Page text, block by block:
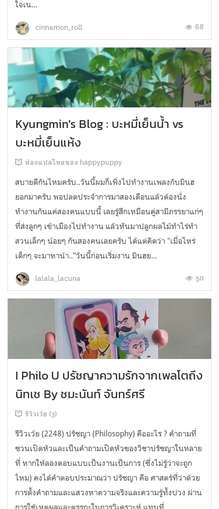
ใจเน...
cinnamon_roll 68
Kyungmin's Blog : บะหมี่เย็นน้ำ vs
บะหมี่เย็นแห้ง
ห้องแปลไทยของ happypuppy
สบายดีกันไหมครับ..วันนี้ผมก็เพิ่งไปทำงานเพลงกับมินฮ
ยอกมาครับ พอปลดประจำการมาสองเดือนแล้วต้องนั่ง
ทำงานกันแค่สองคนแบบนี้ เลยรู้สึกเหมือนคู่สามีภรรยาแก่ๆ
ที่ส่งลูกๆ เข้าเมืองไปทำงาน แล้วหันมาปลูกผลไม้ทำไร่ทำ
สวนเล็กๆ น้อยๆ กันสองคนเลยครับ ได้แต่คิดว่า "เมื่อไหร่
เด็กๆ จะมาหาน้า.."วันนี้ก่อนเริ่มงาน มินฮย...
lalala_lacuna 50
I Philo U ปรัชญาความรักจากเพลโตถึง
นิทเช By ชมะนันท์ จันทร์ศรี
รีวิวเว้ย (3)
รีวิวเว้ย (2248) ปรัชญา (Philosophy) คืออะไร ? คำถามที่
ชวนเปิดหัวและเป็นคำถามเปิดหัวของวิชาปรัชญาในหลาย
ที่ หากให้ลองตอบแบบเป็นงานเป็นการ (ซึ่งไม่รู้ว่าจะถูก
ไหม) คงได้คำตอบประมาณว่า ปรัชญา คือ ศาสตร์ที่ว่าด้วย
การตั้งคำถามและแสวงหาความจริงและความรู้ทั้งปวง ผ่าน
การใช้เหตุผลและตรรกะในการวิเคราะห์ แทนที่...